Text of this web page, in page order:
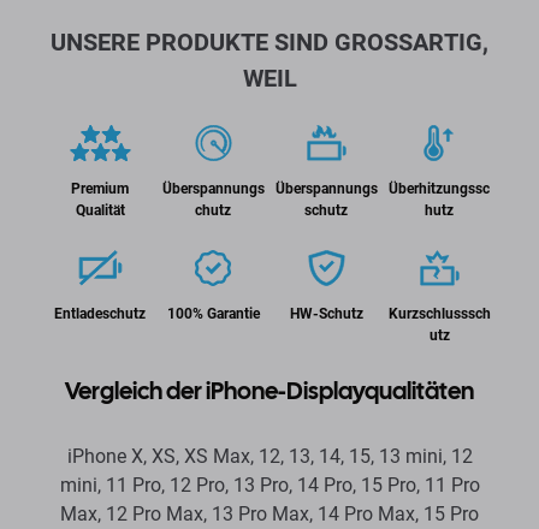
UNSERE PRODUKTE SIND GROSSARTIG,
WEIL
Premium
Qualität
Überspannungs
chutz
Überspannungs
schutz
Überhitzungssc
hutz
Entladeschutz 100% Garantie HW-Schutz
Kurzschlusssch
utz
Vergleich der iPhone-Displayqualitäten
iPhone X, XS, XS Max, 12, 13, 14, 15, 13 mini, 12
mini, 11 Pro, 12 Pro, 13 Pro, 14 Pro, 15 Pro, 11 Pro
Max, 12 Pro Max, 13 Pro Max, 14 Pro Max, 15 Pro